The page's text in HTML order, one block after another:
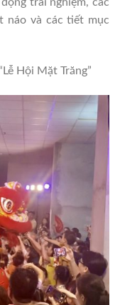
trải nghiệm, các
náo và các tiết mục
Hội Mặt Trăng”